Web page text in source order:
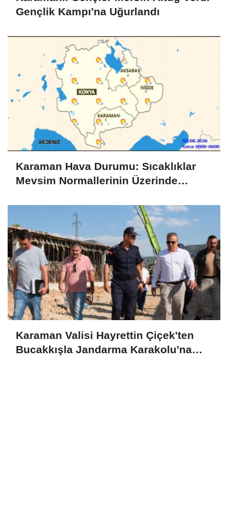
Gençlik Kampı'na Uğurlandı
Karaman Hava Durumu: Sıcaklıklar
Mevsim Normallerinin Üzerinde
Karaman Valisi Hayrettin Çiçek'ten
Bucakkışla Jandarma Karakolu'na